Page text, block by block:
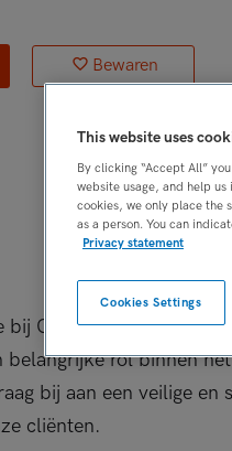
Bewaren
ERVARING
Ervaren
GGZ inGeest werk je
belangrijke rol binnen
bij aan een veilige en
cliënten.
This website uses
By clicking “Accept All”
website usage, and help
cookies, we only place the
as a person. You can
Privacy statement
Cookies Settings